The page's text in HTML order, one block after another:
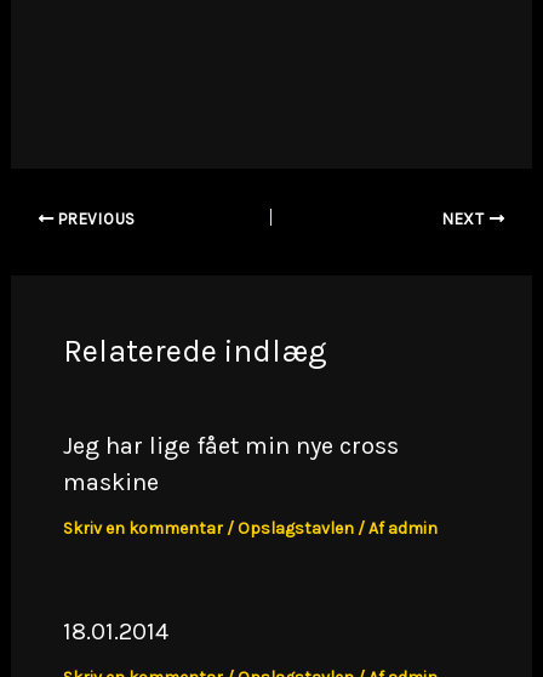
PREVIOUS NEXT
Relaterede indlæg
Jeg har lige fået min nye cross
maskine
Skriv en kommentar /Opslagstavlen/ Afadmin
18.01.2014